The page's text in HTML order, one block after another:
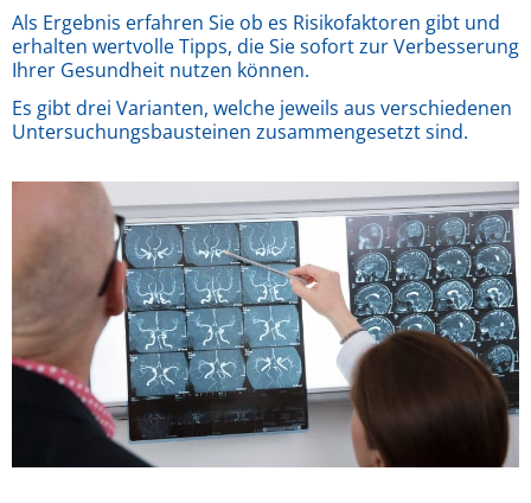
Als Ergebnis erfahren Sie ob es Risikofaktoren gibt und
erhalten wertvolle Tipps, die Sie sofort zur Verbesserung
Ihrer Gesundheit nutzen können.
Es gibt drei Varianten, welche jeweils aus verschiedenen
Untersuchungsbausteinen zusammengesetzt sind.